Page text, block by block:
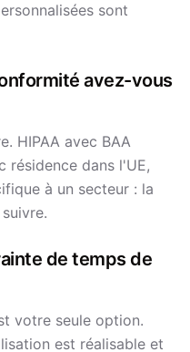
sont
avez-vous
HIPAA avec BAA
résidence dans l'UE,
à un secteur : la
de temps de
votre seule option.
est réalisable et